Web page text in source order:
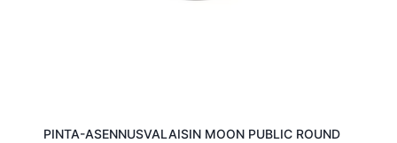
PINTA-ASENNUSVALAISIN MOON PUBLIC ROUND